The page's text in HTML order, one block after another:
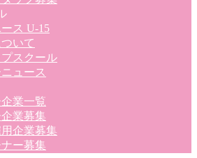
ス U-15
いて
スクール
ュース
業一覧
業募集
企業募集
ー募集